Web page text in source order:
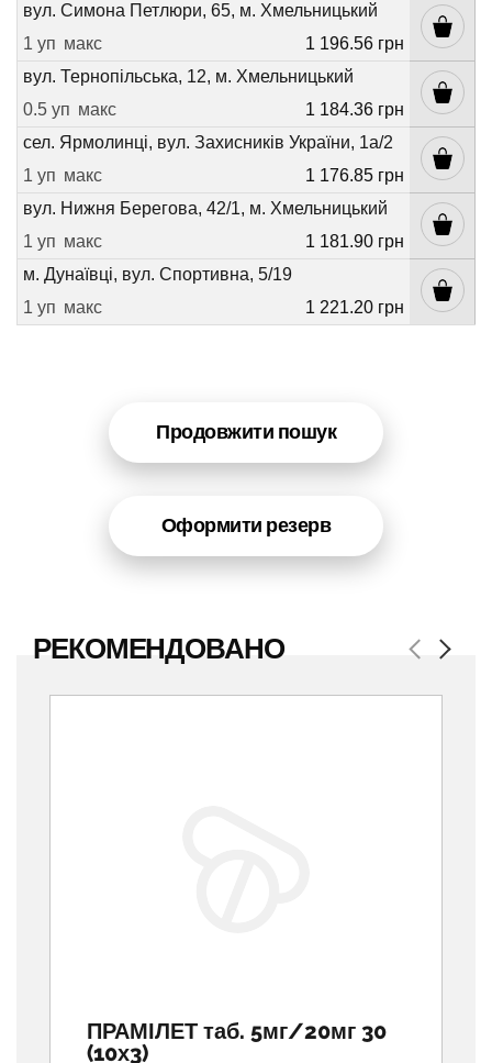
вул. Симона Петлюри, 65, м. Хмельницький
1 уп макс
1 196.56 грн
вул. Тернопільська, 12, м. Хмельницький
0.5 уп макс
1 184.36 грн
сел. Ярмолинці, вул. Захисників України, 1а/2
1 уп макс
1 176.85 грн
вул. Нижня Берегова, 42/1, м. Хмельницький
1 уп макс
1 181.90 грн
м. Дунаївці, вул. Спортивна, 5/19
1 уп макс 1 221.20 грн
Продовжити пошук
Оформити резерв
РЕКОМЕНДОВАНО Previous
ПРАМІЛЕТ таб. 5мг/20мг 30
(10х3)
Next